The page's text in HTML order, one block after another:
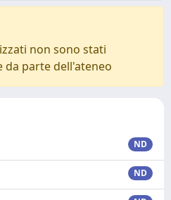
non sono stati
da parte dell'ateneo
ND
ND